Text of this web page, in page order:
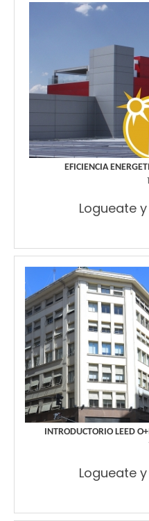
EFICIENCIA
Logueate
INTRODUCTORIO LEED
Logueate